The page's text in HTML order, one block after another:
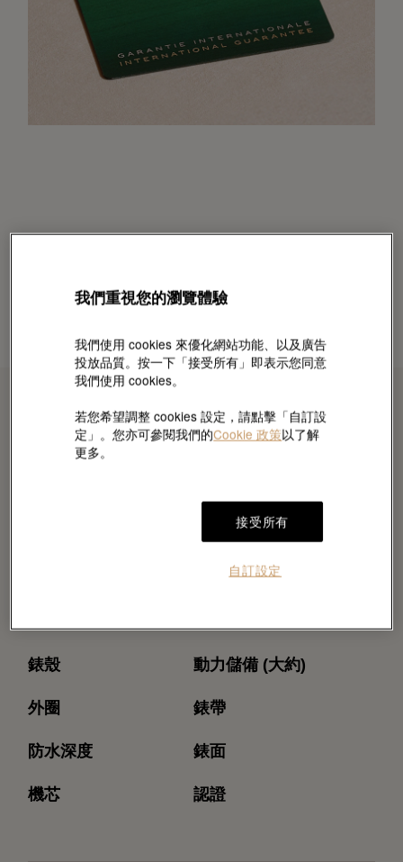
錶殼
外圈
防水深度
機芯
動力儲備 (大約)
錶帶
錶面
認證
我們重視您的瀏覽體驗
我們使用 cookies 來優化網站功能、以及廣告
投放品質。按一下「接受所有」即表示您同意
我們使用 cookies。
若您希望調整 cookies 設定，請點擊「自訂設
定」。您亦可參閱我們的Cookie 政策以了解
更多。
接受所有
自訂設定